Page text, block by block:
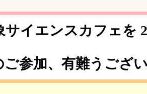
サイエンスカフェを
参加、有難うござ